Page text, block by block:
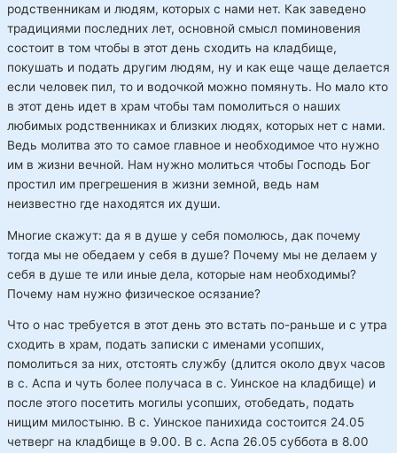
родственникам и людям, которых с нами нет. Как заведено
традициями последних лет, основной смысл поминовения
состоит в том чтобы в этот день сходить на кладбище,
покушать и подать другим людям, ну и как еще чаще делается
если человек пил, то и водочкой можно помянуть. Но мало кто
в этот день идет в храм чтобы там помолиться о наших
любимых родственниках и близких людях, которых нет с нами.
Ведь молитва это то самое главное и необходимое что нужно
им в жизни вечной. Нам нужно молиться чтобы Господь Бог
простил им прегрешения в жизни земной, ведь нам
неизвестно где находятся их души.
Многие скажут: да я в душе у себя помолюсь, дак почему
тогда мы не обедаем у себя в душе? Почему мы не делаем у
себя в душе те или иные дела, которые нам необходимы?
Почему нам нужно физическое осязание?
Что о нас требуется в этот день это встать по-раньше и с утра
сходить в храм, подать записки с именами усопших,
помолиться за них, отстоять службу (длится около двух часов
в с. Аспа и чуть более получаса в с. Уинское на кладбище) и
после этого посетить могилы усопших, отобедать, подать
нищим милостыню. В с. Уинское панихида состоится 24.05
четверг на кладбище в 9.00. В с. Аспа 26.05 суббота в 8.00